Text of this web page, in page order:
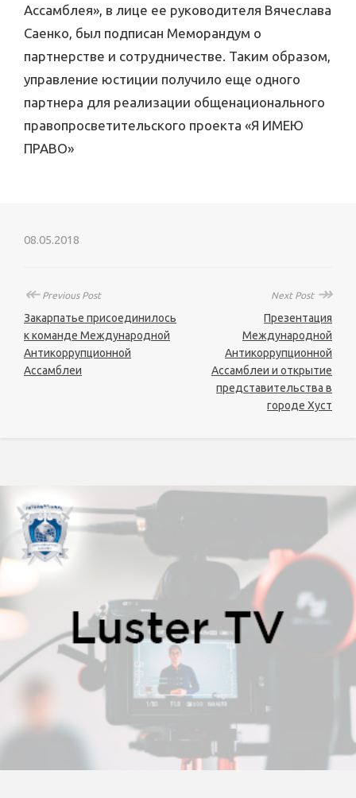
Ассамблея», в лице ее руководителя Вячеслава
Саенко, был подписан Меморандум о
партнерстве и сотрудничестве. Таким образом,
управление юстиции получило еще одного
партнера для реализации общенационального
правопросветительского проекта «Я ИМЕЮ
ПРАВО»
08.05.2018
↞Previous Post
Закарпатье присоединилось
к команде Международной
Антикоррупционной
Ассамблеи
Next Post ↠
Презентация
Международной
Антикоррупционной
Ассамблеи и открытие
представительства в
городе Хуст